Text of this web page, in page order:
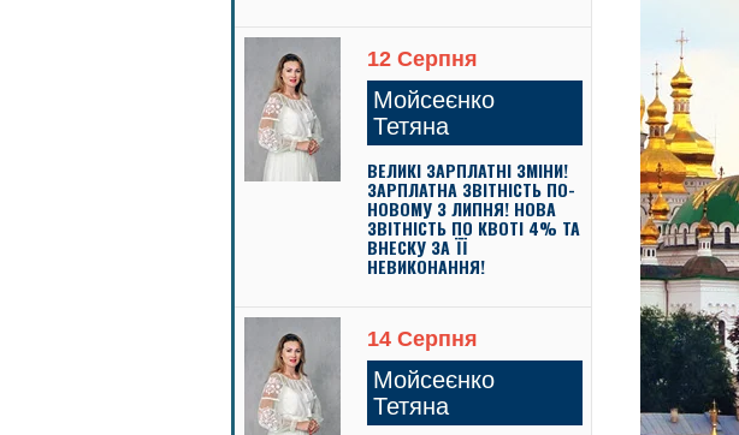
12 Серпня
Мойсеєнко
Тетяна
ВЕЛИКІ ЗАРПЛАТНІ ЗМІНИ!
ЗАРПЛАТНА ЗВІТНІСТЬ ПО-
НОВОМУ З ЛИПНЯ! НОВА
ЗВІТНІСТЬ ПО КВОТІ 4% ТА
ВНЕСКУ ЗА ЇЇ
НЕВИКОНАННЯ!
14 Серпня
Мойсеєнко
Тетяна